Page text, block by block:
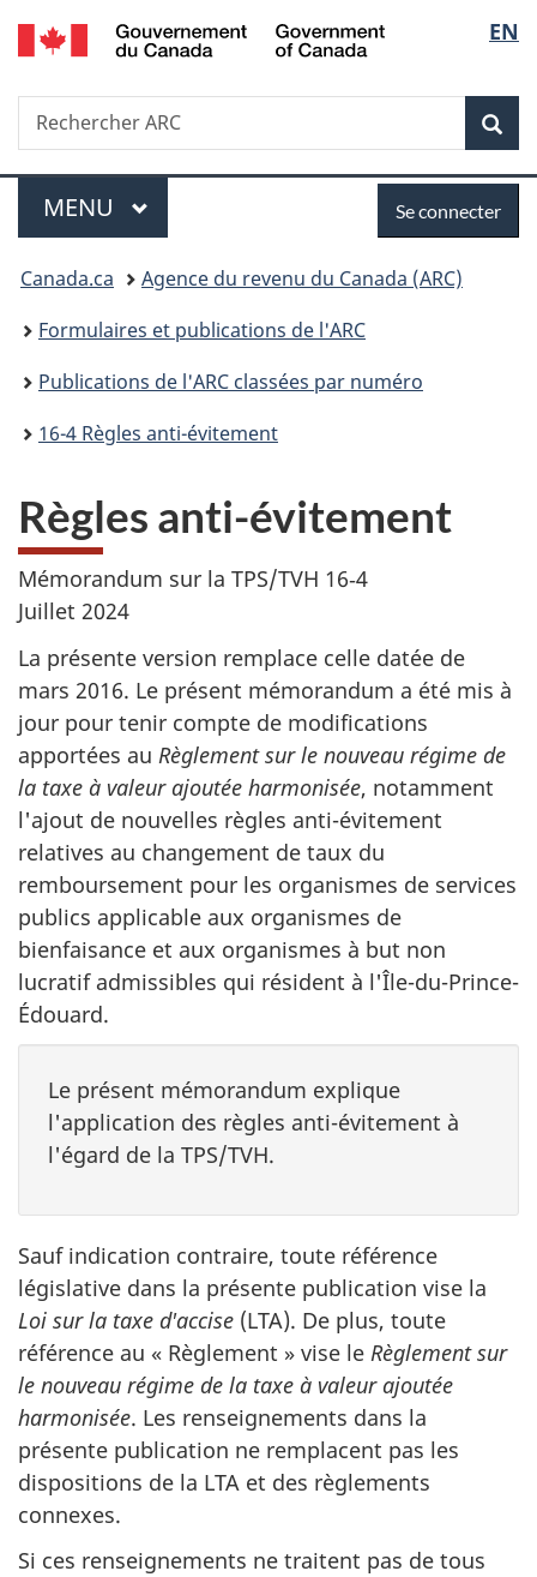
Passer
au
Passer
à
du
Passer
à
simplifiée
de
la
EN
Recherche
Rechercher
ARC
Menu
MENU PRINCIPAL
connecter
Se connecter
Vous
êtes
ici :
Canada.ca
Agence du revenu du Canada (ARC)
Formulaires et publications de l'ARC
Publications de l'ARC classées par numéro
16-4 Règles anti-évitement
Règles anti-évitement
Mémorandum sur la TPS/TVH 16‑4
Juillet 2024
La présente version remplace celle datée de
mars 2016. Le présent mémorandum a été mis à
jour pour tenir compte de modifications
apportées au Règlement sur le nouveau régime de
la taxe à valeur ajoutée harmonisée, notamment
l'ajout de nouvelles règles anti-évitement
relatives au changement de taux du
remboursement pour les organismes de services
publics applicable aux organismes de
bienfaisance et aux organismes à but non
lucratif admissibles qui résident à l'Île-du-Prince-
Édouard.
Le présent mémorandum explique
l'application des règles anti-évitement à
l'égard de la TPS/TVH.
Sauf indication contraire, toute référence
législative dans la présente publication vise la
Loi sur la taxe d'accise (LTA). De plus, toute
référence au « Règlement » vise le Règlement sur
le nouveau régime de la taxe à valeur ajoutée
harmonisée. Les renseignements dans la
présente publication ne remplacent pas les
dispositions de la LTA et des règlements
connexes.
Si ces renseignements ne traitent pas de tous